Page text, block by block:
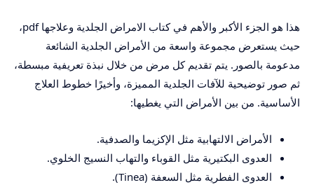
هذا هو الجزء الأكبر والأهم في كتاب الامراض الجلدية وعلاجها pdf،
حيث يستعرض مجموعة واسعة من الأمراض الجلدية الشائعة
مدعومة بالصور. يتم تقديم كل مرض من خلال نبذة تعريفية مبسطة،
ثم صور توضيحية للآفات الجلدية المميزة، وأخيرًا خطوط العلاج
الأساسية. من بين الأمراض التي يغطيها:
الأمراض الالتهابية مثل الإكزيما والصدفية.
العدوى البكتيرية مثل القوباء والتهاب النسيج الخلوي.
العدوى الفطرية مثل السعفة (Tinea).